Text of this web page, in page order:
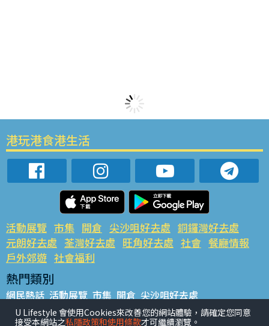
港玩港食港生活
活動展覽 市集 開倉 尖沙咀好去處 銅鑼灣好去處
元朗好去處 荃灣好去處 旺角好去處 社會 餐廳情報
戶外郊遊 社會福利
熱門類別
網民熱話 活動展覽 市集 開倉 尖沙咀好去處
銅鑼灣好去處 元朗好去處 荃灣好去處 旺角好去處 社會
U Lifestyle 會使用Cookies來改善您的網站體驗，請確定您同意
接受本網站之私隱政策和使用條款才可繼續瀏覽。